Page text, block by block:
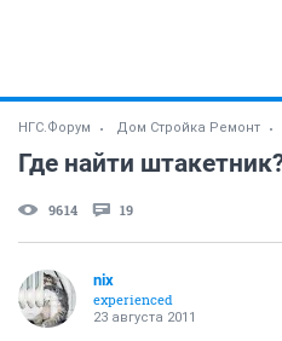
НГС.Форум Дом Стройка Ремонт
Где найти
9614 19
nix
experienced
23 августа 2011